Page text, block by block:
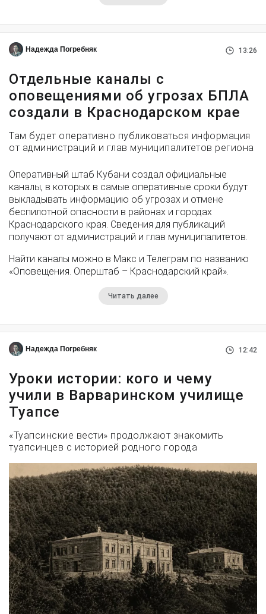
Надежда Погребняк 13:26
Отдельные каналы с
оповещениями об угрозах БПЛА
создали в Краснодарском крае
Там будет оперативно публиковаться информация
от администраций и глав муниципалитетов региона
Оперативный штаб Кубани создал официальные
каналы, в которых в самые оперативные сроки будут
выкладывать информацию об угрозах и отмене
беспилотной опасности в районах и городах
Краснодарского края. Сведения для публикаций
получают от администраций и глав муниципалитетов.
Найти каналы можно в Макс и Телеграм по названию
«Оповещения. Оперштаб – Краснодарский край».
Читать далее
Надежда Погребняк 12:42
Уроки истории: кого и чему
учили в Варваринском училище
Туапсе
«Туапсинские вести» продолжают знакомить
туапсинцев с историей родного города